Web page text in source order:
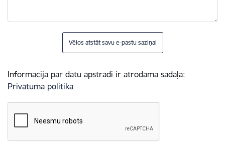
Vēlos atstāt savu e-pastu saziņai
Informācija par datu apstrādi ir atrodama sadaļā:
Privātuma politika